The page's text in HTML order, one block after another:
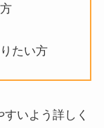
たい方
いよう詳しく